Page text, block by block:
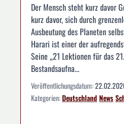
Der Mensch steht kurz davor
kurz davor, sich durch
Ausbeutung des Planeten
Harari ist einer der
Seine „21 Lektionen für das
Bestandsaufna...
Veröffentlichungsdatum:
Kategorien:DeutschlandNews